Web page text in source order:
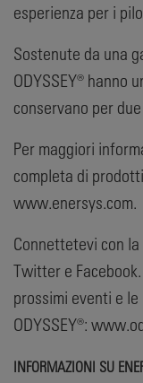
esperienza per i
Sostenute da una
ODYSSEY® hanno
conservano per due
Per maggiori
completa di
www.enersys.com.
Connettetevi con la
Twitter e
prossimi eventi e
ODYSSEY®:
INFORMAZIONI SU